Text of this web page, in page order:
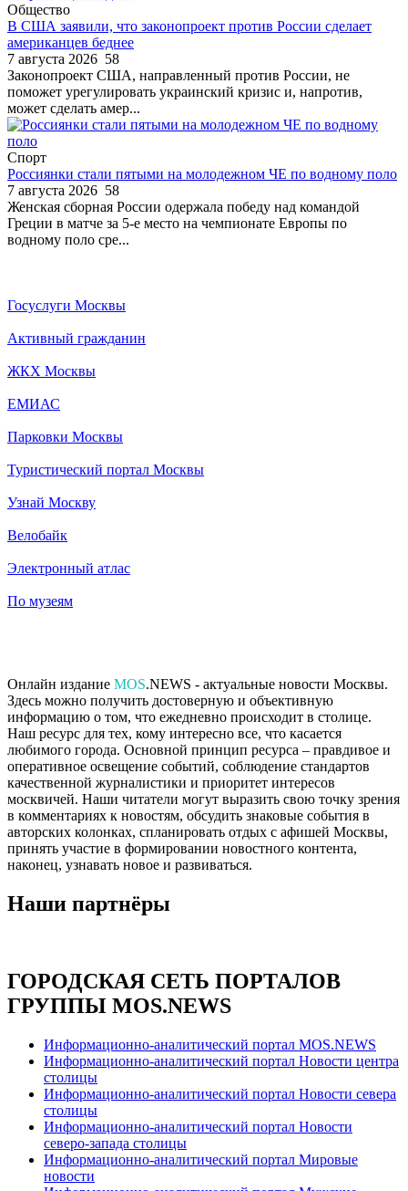
Общество
В США заявили, что законопроект против России сделает
американцев беднее
7 августа 2026 58
Законопроект США, направленный против России, не
поможет урегулировать украинский кризис и, напротив,
может сделать амер...
Спорт
Россиянки стали пятыми на молодежном ЧЕ по водному поло
7 августа 2026 58
Женская сборная России одержала победу над командой
Греции в матче за 5-е место на чемпионате Европы по
водному поло сре...
Госуслуги Москвы
Активный гражданин
ЖКХ Москвы
ЕМИАС
Парковки Москвы
Туристический портал Москвы
Узнай Москву
Велобайк
Электронный атлас
По музеям
Онлайн издание MOS.NEWS - актуальные новости Москвы.
Здесь можно получить достоверную и объективную
информацию о том, что ежедневно происходит в столице.
Наш ресурс для тех, кому интересно все, что касается
любимого города. Основной принцип ресурса – правдивое и
оперативное освещение событий, соблюдение стандартов
качественной журналистики и приоритет интересов
москвичей. Наши читатели могут выразить свою точку зрения
в комментариях к новостям, обсудить знаковые события в
авторских колонках, спланировать отдых с афишей Москвы,
принять участие в формировании новостного контента,
наконец, узнавать новое и развиваться.
Наши партнёры
ГОРОДСКАЯ СЕТЬ ПОРТАЛОВ
ГРУППЫ MOS.NEWS
Информационно-аналитический портал MOS.NEWS
Информационно-аналитический портал Новости центра
столицы
Информационно-аналитический портал Новости севера
столицы
Информационно-аналитический портал Новости
северо-запада столицы
Информационно-аналитический портал Мировые
новости